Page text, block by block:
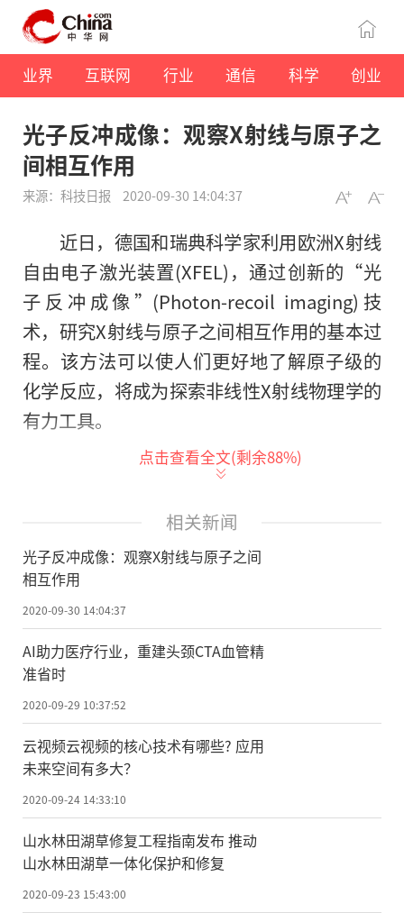
业界 互联网 行业 通信 科学 创业
光子反冲成像：观察X射线与原子之
间相互作用
来源：科技日报 2020-09-30 14:04:37
近日，德国和瑞典科学家利用欧洲X射线
自由电子激光装置(XFEL)，通过创新的“光
子反冲成像”(Photon-recoil imaging)技
术，研究X射线与原子之间相互作用的基本过
程。该方法可以使人们更好地了解原子级的
化学反应，将成为探索非线性X射线物理学的
有力工具。
观察X射线与原子之间相互作用
光子作为光粒子流与物质相互作用，获得了
诺贝尔物理学奖。从量子力学的早期开始，
人们就知道光子具有动量。原子对光子的吸
收和发射是光与物质相互作用的基本过程。
自1960年代以来，强激光束的出现推动了所
谓的“非线性光学”的发展。于是科学家们
进一步研究，用X射线代替可见光来操作非线
性光学系统，即将非线性光学扩展到X射线光
谱域。但由于非线性效应难以捉摸的性质，
尽管理论概念数十年前就已提出，迄今科学
家们仍在努力实现这一目标。随着2017年位
于汉堡的XFEL的投入使用，科学界朝着这一
目标更近了一步。
点击查看全文(剩余88%)
相关新闻
光子反冲成像：观察X射线与原子之间
相互作用
2020-09-30 14:04:37
AI助力医疗行业，重建头颈CTA血管精
准省时
2020-09-29 10:37:52
云视频云视频的核心技术有哪些? 应用
未来空间有多大？
2020-09-24 14:33:10
山水林田湖草修复工程指南发布 推动
山水林田湖草一体化保护和修复
2020-09-23 15:43:00